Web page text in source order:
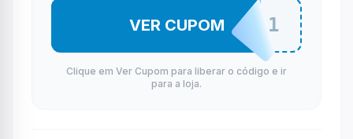
BFCASAJA1
VER CUPOM
Clique em Ver Cupom para liberar o código e ir
para a loja.